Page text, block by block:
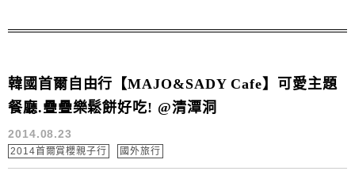
韓國首爾自由行【MAJO&SADY Cafe】可愛主題
餐廳.疊疊樂鬆餅好吃! @清潭洞
2014.08.23
2014首爾賞櫻親子行 國外旅行